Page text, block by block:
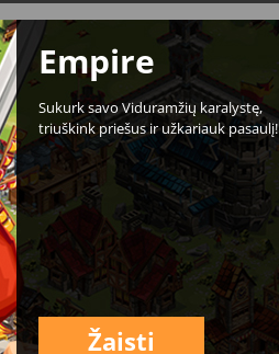
Empire
Sukurk savo Viduramžių karalystę,
triuškink priešus ir užkariauk pasaulį!
Žaisti